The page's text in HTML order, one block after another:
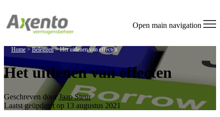
All
Accessibility
screen
reader.
To
the
All
Open main navigation
Home >Beleggen>Het uitlenen van effecten
Het uitlenen van effecten
Geschreven doorJaap Steur
Laatst geüpdatet op 13 augustus 2021